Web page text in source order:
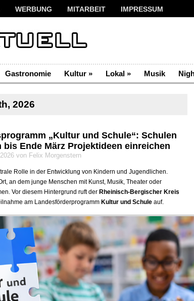
WERBUNG MITARBEIT IMPRESSUM
Gastronomie Kultur » Lokal » Musik
2026
„Kultur und Schule“: Schulen
bis Ende März Projektideen einreichen
von Felix Morgenstern
Rolle in der Entwicklung von Kindern und Jugendlichen.
an dem junge Menschen mit Kunst, Musik, Theater oder
Vor diesem Hintergrund ruft der Rheinisch-Bergischer Kreis
am Landesförderprogramm Kultur und Schule auf.